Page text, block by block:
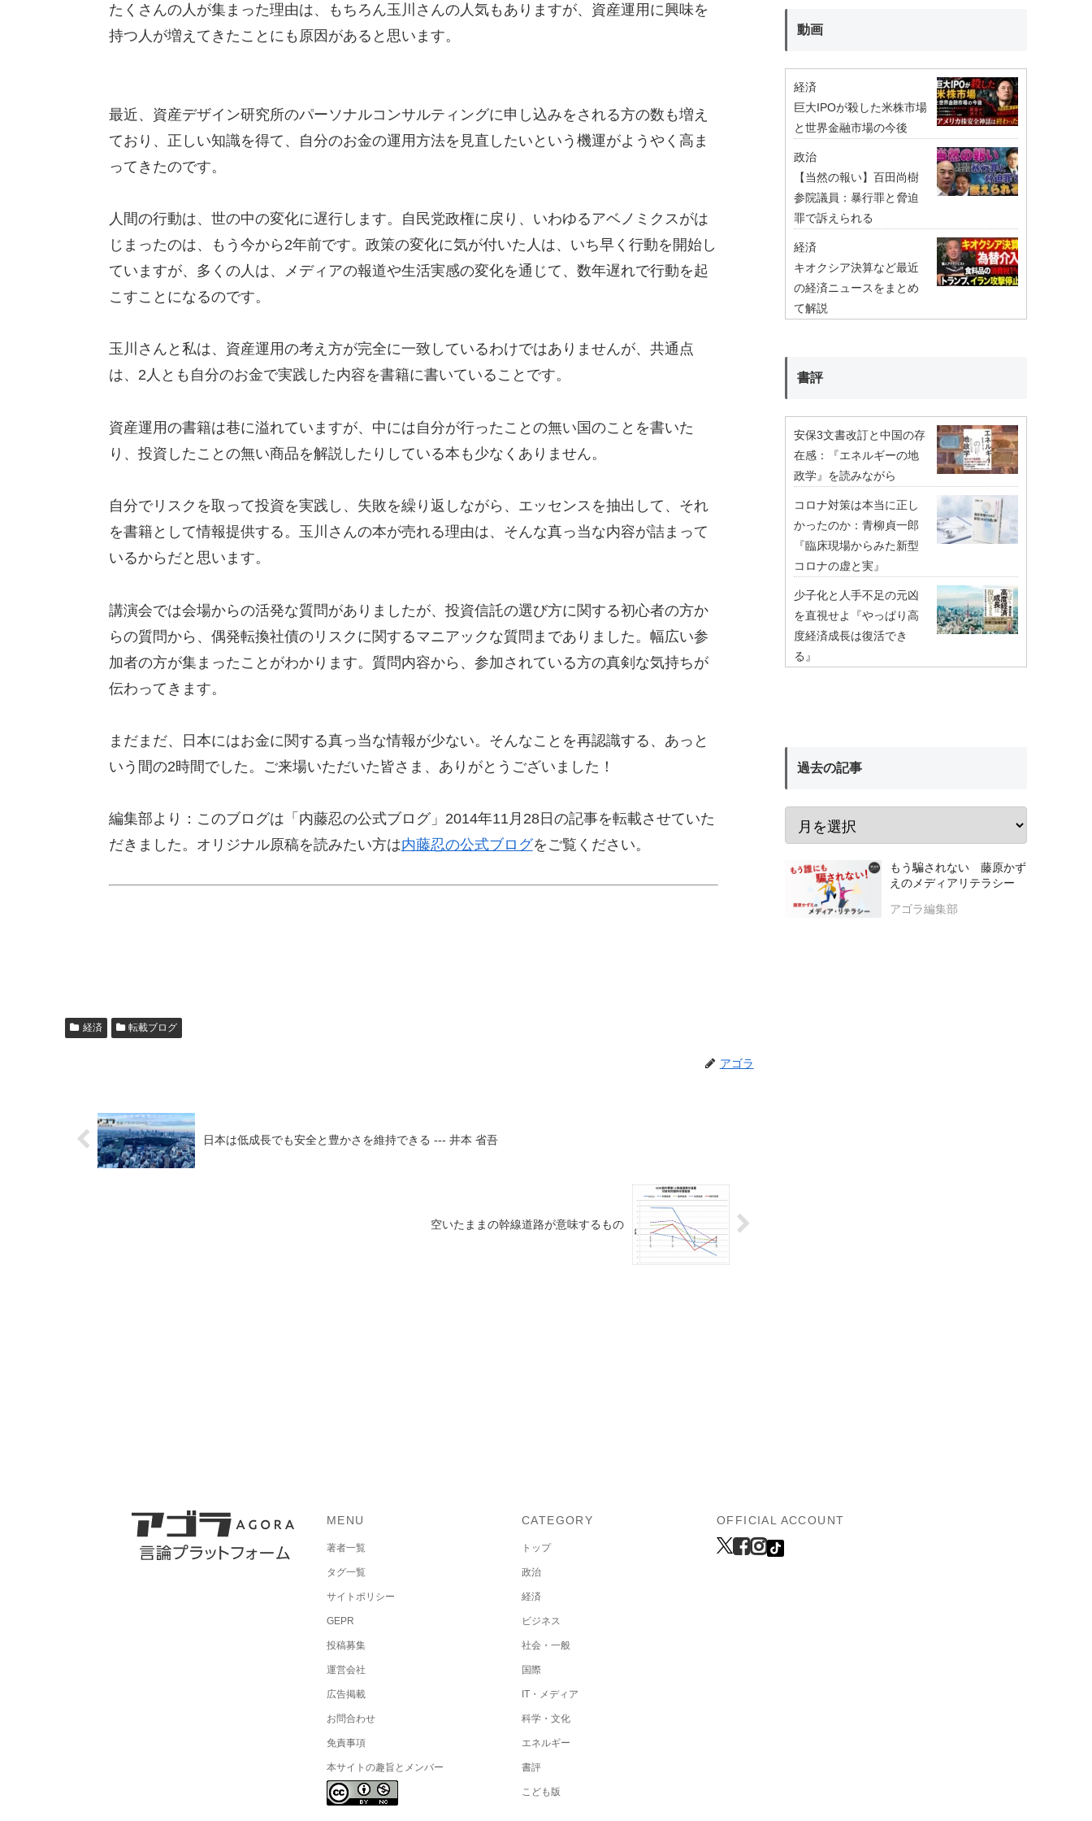
たくさんの人が集まった理由は、もちろん玉川さんの人気もありますが、資産運用に興味を
持つ人が増えてきたことにも原因があると思います。
最近、資産デザイン研究所のパーソナルコンサルティングに申し込みをされる方の数も増え
ており、正しい知識を得て、自分のお金の運用方法を見直したいという機運がようやく高ま
ってきたのです。
人間の行動は、世の中の変化に遅行します。自民党政権に戻り、いわゆるアベノミクスがは
じまったのは、もう今から2年前です。政策の変化に気が付いた人は、いち早く行動を開始し
ていますが、多くの人は、メディアの報道や生活実感の変化を通じて、数年遅れで行動を起
こすことになるのです。
玉川さんと私は、資産運用の考え方が完全に一致しているわけではありませんが、共通点
は、2人とも自分のお金で実践した内容を書籍に書いていることです。
資産運用の書籍は巷に溢れていますが、中には自分が行ったことの無い国のことを書いた
り、投資したことの無い商品を解説したりしている本も少なくありません。
自分でリスクを取って投資を実践し、失敗を繰り返しながら、エッセンスを抽出して、それ
を書籍として情報提供する。玉川さんの本が売れる理由は、そんな真っ当な内容が詰まって
いるからだと思います。
講演会では会場からの活発な質問がありましたが、投資信託の選び方に関する初心者の方か
らの質問から、偶発転換社債のリスクに関するマニアックな質問までありました。幅広い参
加者の方が集まったことがわかります。質問内容から、参加されている方の真剣な気持ちが
伝わってきます。
まだまだ、日本にはお金に関する真っ当な情報が少ない。そんなことを再認識する、あっと
いう間の2時間でした。ご来場いただいた皆さま、ありがとうございました！
編集部より：このブログは「内藤忍の公式ブログ」2014年11月28日の記事を転載させていた
だきました。オリジナル原稿を読みたい方は内藤忍の公式ブログをご覧ください。
経済 転載ブログ
アゴラ
日本は低成長でも安全と豊かさを維持できる --- 井本 省吾
空いたままの幹線道路が意味するもの
動画
経済
巨大IPOが殺した米株市場
と世界金融市場の今後
政治
【当然の報い】百田尚樹
参院議員：暴行罪と脅迫
罪で訴えられる
経済
キオクシア決算など最近
の経済ニュースをまとめ
て解説
書評
安保3文書改訂と中国の存
在感：『エネルギーの地
政学』を読みながら
コロナ対策は本当に正し
かったのか：青柳貞一郎
『臨床現場からみた新型
コロナの虚と実』
少子化と人手不足の元凶
を直視せよ『やっぱり高
度経済成長は復活でき
る』
過去の記事
もう騙されない 藤原かず
えのメディアリテラシー
アゴラ編集部
MENU
著者一覧
タグ一覧
サイトポリシー
GEPR
投稿募集
運営会社
広告掲載
お問合わせ
免責事項
本サイトの趣旨とメンバー
CATEGORY
トップ
政治
経済
ビジネス
社会・一般
国際
IT・メディア
科学・文化
エネルギー
書評
こども版
OFFICIAL ACCOUNT